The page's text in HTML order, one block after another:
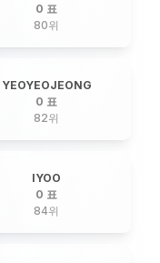
0 표
80위
YEOYEOJEONG
0 표
82위
IYOO
0 표
84위